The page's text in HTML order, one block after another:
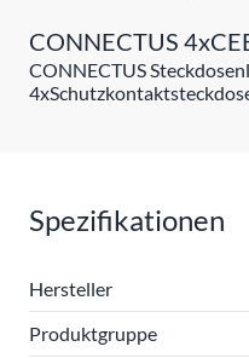
CONNECTUS
CONNECTUS
Spezifikationen
Hersteller
Produktgruppe